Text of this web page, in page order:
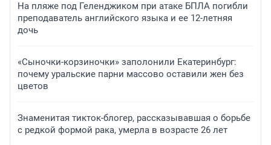
На пляже под Геленджиком при атаке БПЛА погибли
преподаватель английского языка и ее 12-летняя
дочь
«Сыночки-корзиночки» заполонили Екатеринбург:
почему уральские парни массово оставили жен без
цветов
Знаменитая тикток-блогер, рассказывавшая о борьбе
с редкой формой рака, умерла в возрасте 26 лет